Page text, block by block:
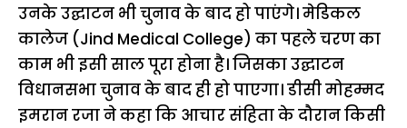
उनके उद्घाटन भी चुनाव के बाद हो पाएंगे। मेडिकल
कालेज (Jind Medical College) का पहले चरण का
काम भी इसी साल पूरा होना है। जिसका उद्घाटन
विधानसभा चुनाव के बाद ही हो पाएगा। डीसी मोहम्मद
इमरान रजा ने कहा कि आचार संहिता के दौरान किसी